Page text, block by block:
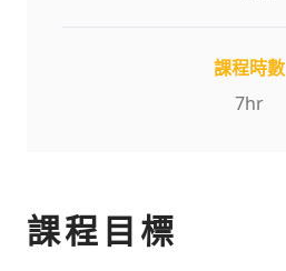
課程時數
7hr
課程目標